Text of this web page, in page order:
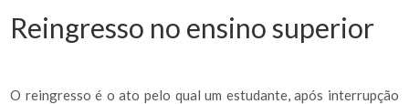
Reingresso no ensino superior
O reingresso é o ato pelo qual um estudante, após interrupção